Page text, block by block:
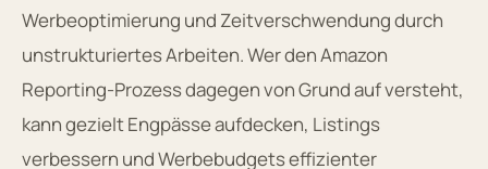
Werbeoptimierung und Zeitverschwendung durch
unstrukturiertes Arbeiten. Wer den Amazon
Reporting-Prozess dagegen von Grund auf versteht,
kann gezielt Engpässe aufdecken, Listings
verbessern und Werbebudgets effizienter